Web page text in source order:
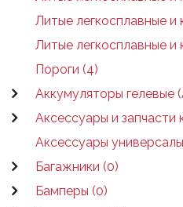
Литые легкосплавные и
Литые легкосплавные и
Пороги (4)
Аккумуляторы гелевые
Аксессуары и запчасти
Аксессуары
Багажники (0)
Бамперы (0)